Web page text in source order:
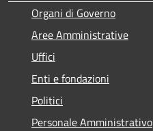
Organi di Governo
Aree Amministrative
Uffici
Enti e fondazioni
Politici
Personale Amministrativo